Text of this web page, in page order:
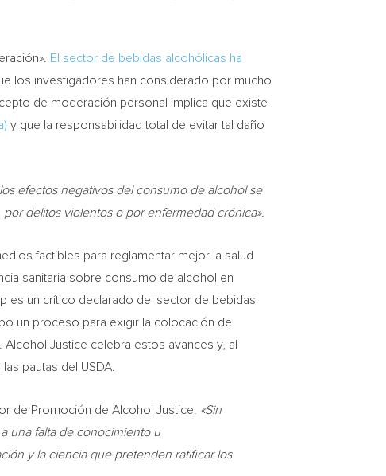
El sector de bebidas alcohólicas ha
los investigadores han considerado por mucho
de moderación personal implica que existe
y que la responsabilidad total de evitar tal daño
efectos negativos del consumo de alcohol se
delitos violentos o por enfermedad crónica».
factibles para reglamentar mejor la salud
sanitaria sobre consumo de alcohol en
es un crítico declarado del sector de bebidas
un proceso para exigir la colocación de
Justice celebra estos avances y, al
pautas del USDA.
de Promoción de Alcohol Justice. «Sin
una falta de conocimiento u
y la ciencia que pretenden ratificar los